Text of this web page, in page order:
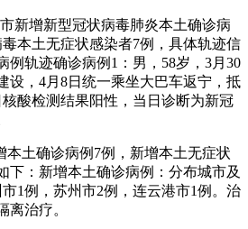
新增新型冠状病毒肺炎本土确诊病
本土无症状感染者7例，具体轨迹信
例轨迹确诊病例1：男，58岁，3月30
设，4月8日统一乘坐大巴车返宁，抵
酸检测结果阳性，当日诊断为新冠
本土确诊病例7例，新增本土无症状
下：新增本土确诊病例：分布城市及
1例，苏州市2例，连云港市1例。治
离治疗。